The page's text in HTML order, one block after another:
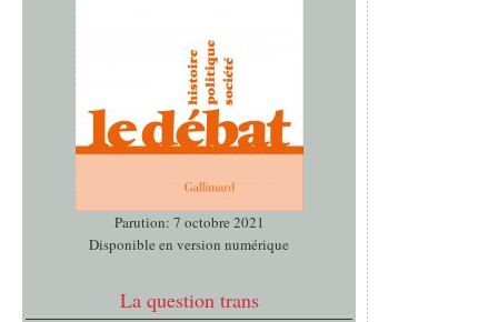
Parution: 7 octobre 2021
Disponible en version numérique
La question trans